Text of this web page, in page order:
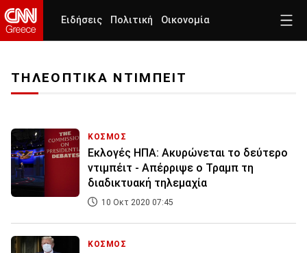
Ειδήσεις Πολιτική Οικονομία
ΤΗΛΕΟΠΤΙΚΑ ΝΤΙΜΠΕΙΤ
ΚΟΣΜΟΣ
Εκλογές ΗΠΑ: Ακυρώνεται το δεύτερο
ντιμπέιτ - Απέρριψε ο Τραμπ τη
διαδικτυακή τηλεμαχία
10 Οκτ 2020 07:45
ΚΟΣΜΟΣ